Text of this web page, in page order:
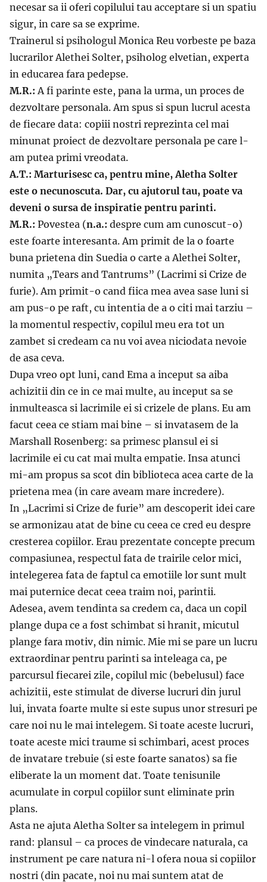
necesar sa ii oferi copilului tau acceptare si un spatiu
sigur, in care sa se exprime.
Trainerul si psihologul Monica Reu vorbeste pe baza
lucrarilor Alethei Solter, psiholog elvetian, experta
in educarea fara pedepse.
M.R.: A fi parinte este, pana la urma, un proces de
dezvoltare personala. Am spus si spun lucrul acesta
de fiecare data: copiii nostri reprezinta cel mai
minunat proiect de dezvoltare personala pe care l-
am putea primi vreodata.
A.T.: Marturisesc ca, pentru mine, Aletha Solter
este o necunoscuta. Dar, cu ajutorul tau, poate va
deveni o sursa de inspiratie pentru parinti.
M.R.: Povestea (n.a.: despre cum am cunoscut-o)
este foarte interesanta. Am primit de la o foarte
buna prietena din Suedia o carte a Alethei Solter,
numita „Tears and Tantrums” (Lacrimi si Crize de
furie). Am primit-o cand fiica mea avea sase luni si
am pus-o pe raft, cu intentia de a o citi mai tarziu –
la momentul respectiv, copilul meu era tot un
zambet si credeam ca nu voi avea niciodata nevoie
de asa ceva.
Dupa vreo opt luni, cand Ema a inceput sa aiba
achizitii din ce in ce mai multe, au inceput sa se
inmulteasca si lacrimile ei si crizele de plans. Eu am
facut ceea ce stiam mai bine – si invatasem de la
Marshall Rosenberg: sa primesc plansul ei si
lacrimile ei cu cat mai multa empatie. Insa atunci
mi-am propus sa scot din biblioteca acea carte de la
prietena mea (in care aveam mare incredere).
In „Lacrimi si Crize de furie” am descoperit idei care
se armonizau atat de bine cu ceea ce cred eu despre
cresterea copiilor. Erau prezentate concepte precum
compasiunea, respectul fata de trairile celor mici,
intelegerea fata de faptul ca emotiile lor sunt mult
mai puternice decat ceea traim noi, parintii.
Adesea, avem tendinta sa credem ca, daca un copil
plange dupa ce a fost schimbat si hranit, micutul
plange fara motiv, din nimic. Mie mi se pare un lucru
extraordinar pentru parinti sa inteleaga ca, pe
parcursul fiecarei zile, copilul mic (bebelusul) face
achizitii, este stimulat de diverse lucruri din jurul
lui, invata foarte multe si este supus unor stresuri pe
care noi nu le mai intelegem. Si toate aceste lucruri,
toate aceste mici traume si schimbari, acest proces
de invatare trebuie (si este foarte sanatos) sa fie
eliberate la un moment dat. Toate tenisunile
acumulate in corpul copiilor sunt eliminate prin
plans.
Asta ne ajuta Aletha Solter sa intelegem in primul
rand: plansul – ca proces de vindecare naturala, ca
instrument pe care natura ni-l ofera noua si copiilor
nostri (din pacate, noi nu mai suntem atat de